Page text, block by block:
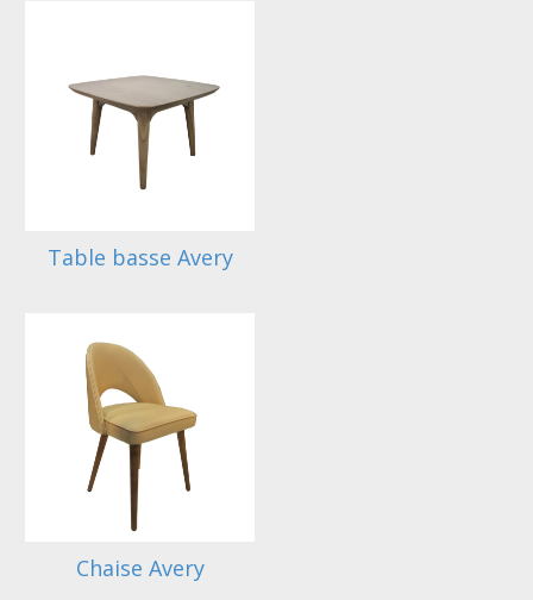
Table basse Avery
Chaise Avery